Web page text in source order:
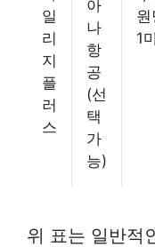
일
리
지
플
러
스
아
나
항
공
(선
택
가
능)
원
1
위 표는 일반적